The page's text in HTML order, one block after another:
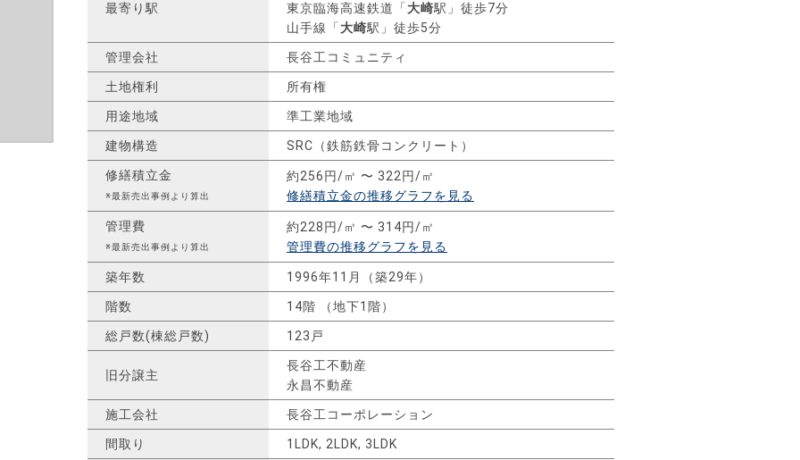
最寄り駅
東京臨海高速鉄道「 大崎駅」徒歩7分
山手線「 大崎駅」徒歩5分
管理会社 長谷工コミュニティ
土地権利 所有権
用途地域 準工業地域
建物構造 SRC（鉄筋鉄骨コンクリート）
修繕積立金
※最新売出事例より算出
約256円/㎡ 〜 322円/㎡
修繕積立金の推移グラフを見る
管理費
※最新売出事例より算出
約228円/㎡ 〜 314円/㎡
管理費の推移グラフを見る
築年数 1996年11月（築29年）
階数 14階 （地下1階）
総戸数(棟総戸数) 123戸
旧分譲主
長谷工不動産
永昌不動産
施工会社 長谷工コーポレーション
間取り 1LDK, 2LDK, 3LDK